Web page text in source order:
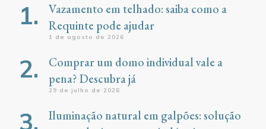
Vazamento em telhado: saiba como a
Requinte pode ajudar
1 de agosto de 2026
Comprar um domo individual vale a
pena? Descubra já
29 de julho de 2026
Iluminação natural em galpões: solução